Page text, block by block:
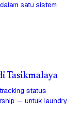
satu sistem
Tasikmalaya
status
— untuk laundry